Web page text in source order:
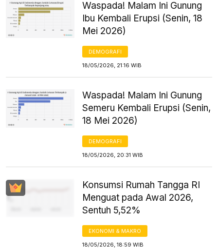
Waspada! Malam Ini Gunung
Ibu Kembali Erupsi (Senin, 18
Mei 2026)
DEMOGRAFI
18/05/2026, 21:16 WIB
Waspada! Malam Ini Gunung
Semeru Kembali Erupsi (Senin,
18 Mei 2026)
DEMOGRAFI
18/05/2026, 20:31 WIB
Konsumsi Rumah Tangga RI
Menguat pada Awal 2026,
Sentuh 5,52%
EKONOMI & MAKRO
18/05/2026, 18:59 WIB